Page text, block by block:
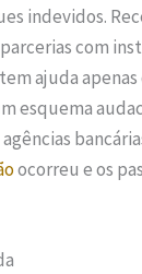
indevidos.
com
ajuda
esquema
ocorreu e os